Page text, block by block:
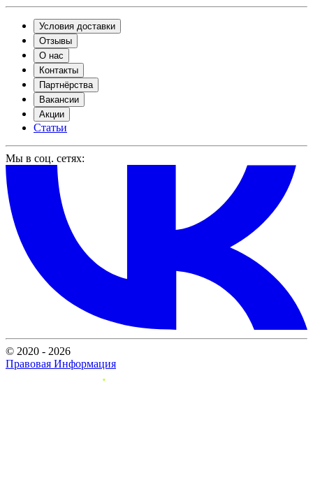
Условия доставки
Отзывы
О нас
Контакты
Партнёрства
Вакансии
Акции
Статьи
Мы в соц. сетях:
© 2020 - 2026
Правовая Информация